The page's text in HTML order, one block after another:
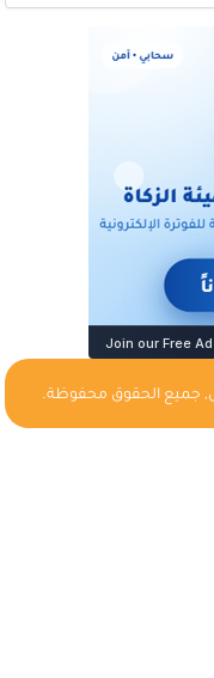
, جميع الحقوق محفوظة.